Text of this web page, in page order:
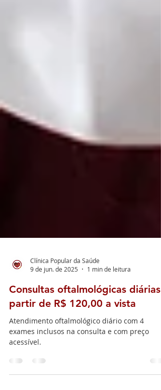
9 de jun. de 2025
1 min de leitura
Consultas oftalmológicas diárias
partir de R$ 120,00 a vista
Atendimento oftalmológico diário com 4
acessível.